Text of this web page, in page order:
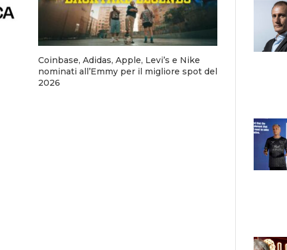
Coinbase, Adidas, Apple, Levi’s e Nike
nominati all’Emmy per il migliore spot del
2026